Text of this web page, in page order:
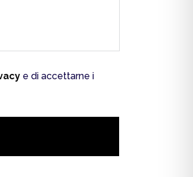
e di accettarne i